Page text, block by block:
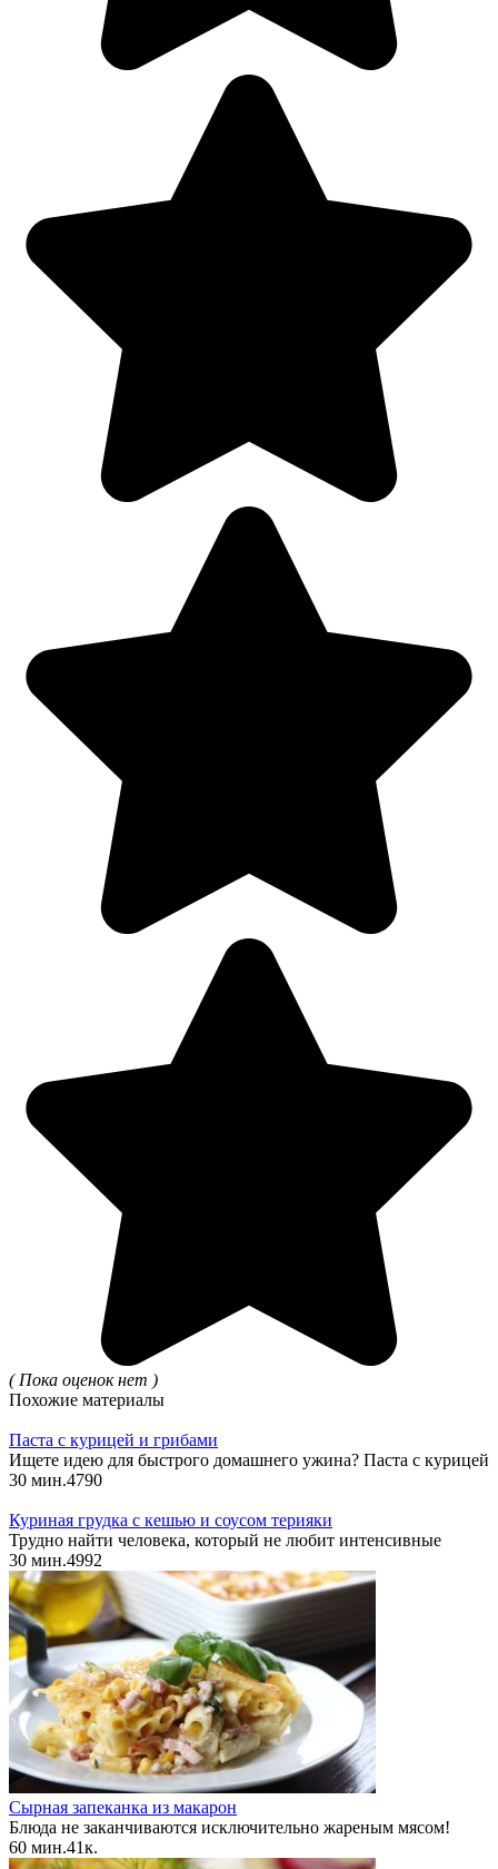
( Пока оценок нет )
Похожие материалы
Паста с курицей и грибами
Ищете идею для быстрого домашнего ужина? Паста с курицей
30 мин.4790
Куриная грудка с кешью и соусом терияки
Трудно найти человека, который не любит интенсивные
30 мин.4992
Сырная запеканка из макарон
Блюда не заканчиваются исключительно жареным мясом!
60 мин.41к.